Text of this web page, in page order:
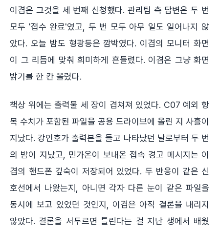
이겸은 그것을 세 번째 신청했다. 관리팀 측 답변은 두 번
모두 '접수 완료'였고, 두 번 모두 아무 일도 일어나지 않
았다. 오늘 밤도 형광등은 깜박였다. 이겸의 모니터 화면
이 그 리듬에 맞춰 희미하게 흔들렸다. 이겸은 그냥 화면
밝기를 한 칸 올렸다.
책상 위에는 출력물 세 장이 겹쳐져 있었다. C07 예외 항
목 수치가 포함된 파일을 공용 드라이브에 올린 지 사흘이
지났다. 강인호가 출력본을 들고 나타났던 날로부터 두 번
의 밤이 지났고, 민가온이 보내온 접속 경고 메시지는 이
겸의 핸드폰 깊숙이 저장되어 있었다. 두 반응이 같은 신
호선에서 나왔는지, 아니면 각자 다른 눈이 같은 파일을
동시에 보고 있었던 것인지, 이겸은 아직 결론을 내리지
않았다. 결론을 서두르면 틀린다는 걸 지난 생에서 배웠